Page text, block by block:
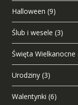
Halloween (9)
Ślub i wesele (3)
Święta Wielkanocne
Urodziny (3)
Walentynki (6)